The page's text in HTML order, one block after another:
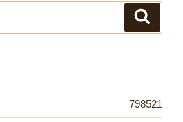
798521